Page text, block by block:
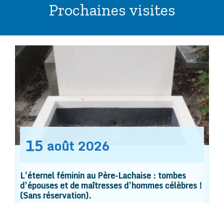
Prochaines visites
15 août 2026
L’éternel féminin au Père-Lachaise : tombes
d’épouses et de maîtresses d’hommes célèbres !
(Sans réservation).